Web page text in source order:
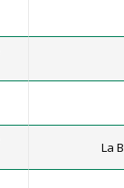
La